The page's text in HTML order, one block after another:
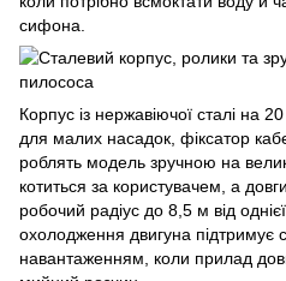
сифона.
Корпус із нержавіючої сталі на
для малих насадок, фіксатор
роблять модель зручною на
котиться за користувачем, а
робочий радіус до 8,5 м від
охолодження двигуна підтримує
навантаженням, коли прилад